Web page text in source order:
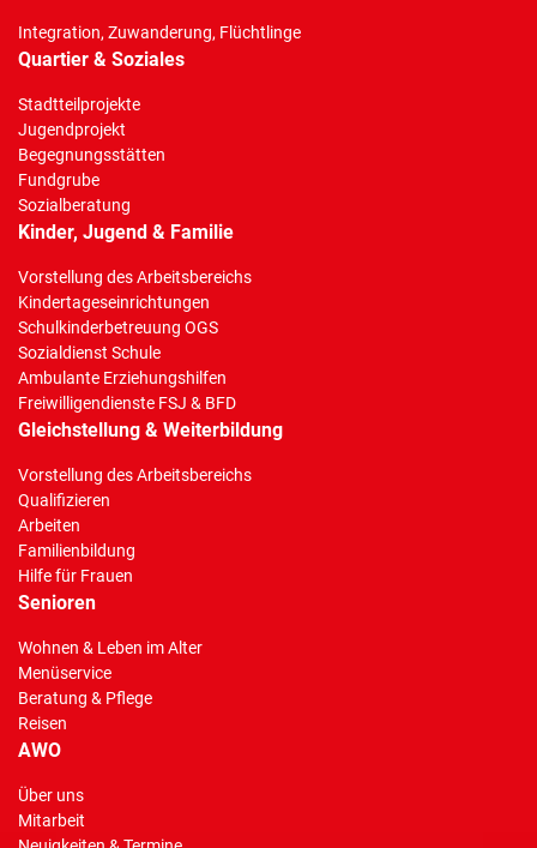
Integration, Zuwanderung, Flüchtlinge
Quartier & Soziales
Stadtteilprojekte
Jugendprojekt
Begegnungsstätten
Fundgrube
Sozialberatung
Kinder, Jugend & Familie
Vorstellung des Arbeitsbereichs
Kindertageseinrichtungen
Schulkinderbetreuung OGS
Sozialdienst Schule
Ambulante Erziehungshilfen
Freiwilligendienste FSJ & BFD
Gleichstellung & Weiterbildung
Vorstellung des Arbeitsbereichs
Qualifizieren
Arbeiten
Familienbildung
Hilfe für Frauen
Senioren
Wohnen & Leben im Alter
Menüservice
Beratung & Pflege
Reisen
AWO
Über uns
Mitarbeit